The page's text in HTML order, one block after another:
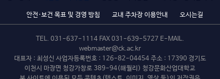
안전·보건 목표 및 경영 방침 교내 주차장 이용안내 오시는길
TEL. 031-637-1114 FAX 031-639-5727 E-MAIL.
webmaster@ck.ac.kr
대표자 : 최성신 사업자등록번호 : 126-82-04454 주소 : 17390 경기도
이천시 마장면 청강가창로 389-94(해월리) 청강문화산업대학교